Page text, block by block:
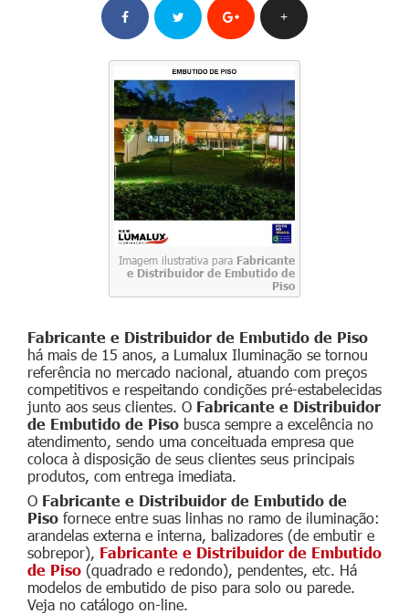
+
Imagem ilustrativa para Fabricante
e Distribuidor de Embutido de
Piso
Fabricante e Distribuidor de Embutido de Piso
há mais de 15 anos, a Lumalux Iluminação se tornou
referência no mercado nacional, atuando com preços
competitivos e respeitando condições pré-estabelecidas
junto aos seus clientes. O Fabricante e Distribuidor
de Embutido de Piso busca sempre a excelência no
atendimento, sendo uma conceituada empresa que
coloca à disposição de seus clientes seus principais
produtos, com entrega imediata.
O Fabricante e Distribuidor de Embutido de
Piso fornece entre suas linhas no ramo de iluminação:
arandelas externa e interna, balizadores (de embutir e
sobrepor), Fabricante e Distribuidor de Embutido
de Piso (quadrado e redondo), pendentes, etc. Há
modelos de embutido de piso para solo ou parede.
Veja no catálogo on-line.